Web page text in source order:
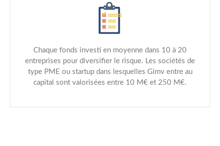
Chaque fonds investi en moyenne dans 10 à 20
entreprises pour diversifier le risque. Les sociétés de
type PME ou startup dans lesquelles Gimv entre au
capital sont valorisées entre 10 M€ et 250 M€.